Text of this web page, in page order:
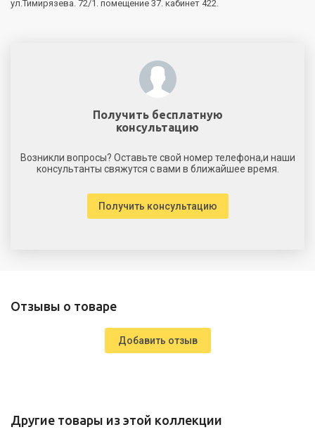
ул.Тимирязева. 72/1. помещение 37. кабинет 422.
Получить бесплатную
консультацию
Возникли вопросы? Оставьте свой номер телефона,и наши
консультанты свяжутся с вами в ближайшее время.
Получить консультацию
Отзывы о товаре
Добавить отзыв
Другие товары из этой коллекции